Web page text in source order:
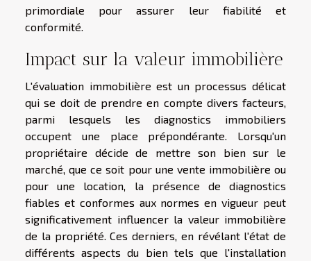
primordiale pour assurer leur fiabilité et
conformité.
Impact sur la valeur immobilière
L'évaluation immobilière est un processus délicat
qui se doit de prendre en compte divers facteurs,
parmi lesquels les diagnostics immobiliers
occupent une place prépondérante. Lorsqu'un
propriétaire décide de mettre son bien sur le
marché, que ce soit pour une vente immobilière ou
pour une location, la présence de diagnostics
fiables et conformes aux normes en vigueur peut
significativement influencer la valeur immobilière
de la propriété. Ces derniers, en révélant l'état de
différents aspects du bien tels que l'installation